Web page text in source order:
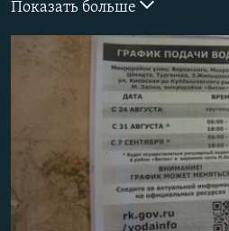
УКРАИНСКАЯ ПРОБЛЕМА КРЫМА
Все сайты RFE/RL
Показать больше